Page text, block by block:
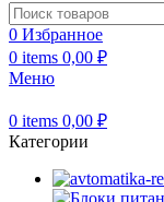
0 Избранное
0 items 0,00 ₽
Меню
0 items 0,00 ₽
Категории